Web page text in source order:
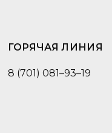
ГОРЯЧАЯ ЛИНИЯ
8 (701) 081–93–19